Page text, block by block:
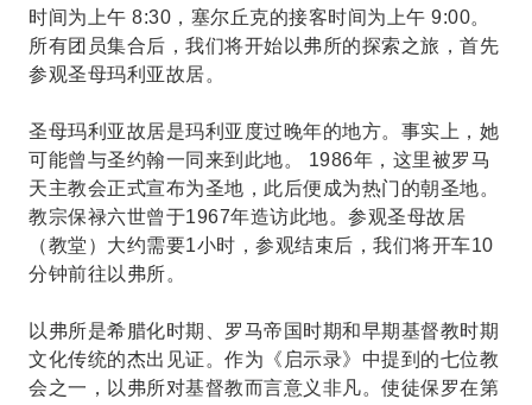
时间为上午 8:30，塞尔丘克的接客时间为上午 9:00。
所有团员集合后，我们将开始以弗所的探索之旅，首先
参观圣母玛利亚故居。
圣母玛利亚故居是玛利亚度过晚年的地方。事实上，她
可能曾与圣约翰一同来到此地。 1986年，这里被罗马
天主教会正式宣布为圣地，此后便成为热门的朝圣地。
教宗保禄六世曾于1967年造访此地。参观圣母故居
（教堂）大约需要1小时，参观结束后，我们将开车10
分钟前往以弗所。
以弗所是希腊化时期、罗马帝国时期和早期基督教时期
文化传统的杰出见证。作为《启示录》中提到的七位教
会之一，以弗所对基督教而言意义非凡。使徒保罗在第